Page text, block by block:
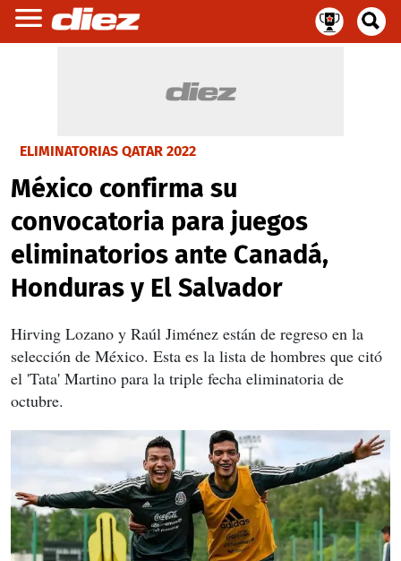
ELIMINATORIAS QATAR 2022
México confirma su
convocatoria para juegos
eliminatorios ante Canadá,
Honduras y El Salvador
Hirving Lozano y Raúl Jiménez están de regreso en la
selección de México. Esta es la lista de hombres que citó
el 'Tata' Martino para la triple fecha eliminatoria de
octubre.